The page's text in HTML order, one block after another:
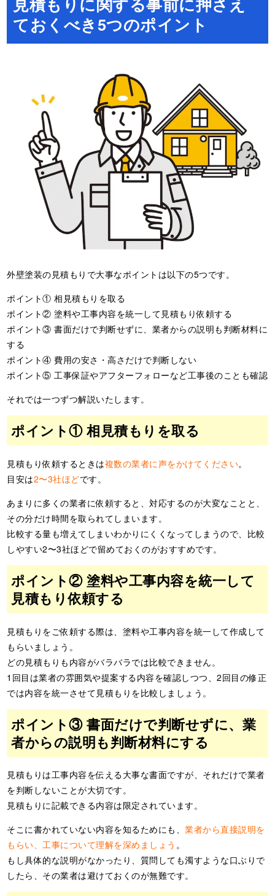
ておくべき5つのポイント
外壁塗装の見積もりで大事なポイントは以下の5つです。
ポイント① 相見積もりを取る
ポイント② 塗料や工事内容を統一して見積もり依頼する
ポイント③ 書面だけで判断せずに、業者からの説明も判断材料に
する
ポイント④ 費用の安さ・高さだけで判断しない
ポイント⑤ 工事保証やアフターフォローなど工事後のことも確認
それでは一つずつ解説いたします。
ポイント① 相見積もりを取る
見積もり依頼するときは複数の業者に声をかけてください。
目安は2〜3社ほどです。
あまりに多くの業者に依頼すると、対応するのが大変なことと、
その分だけ時間を取られてしまいます。
比較する量も増えてしまいわかりにくくなってしまうので、比較
しやすい2〜3社ほどで留めておくのがおすすめです。
ポイント② 塗料や工事内容を統一して
見積もり依頼する
見積もりをご依頼する際は、塗料や工事内容を統一して作成して
もらいましょう。
どの見積もりも内容がバラバラでは比較できません。
1回目は業者の雰囲気や提案する内容を確認しつつ、2回目の修正
では内容を統一させて見積もりを比較しましょう。
ポイント③ 書面だけで判断せずに、業
者からの説明も判断材料にする
見積もりは工事内容を伝える大事な書面ですが、それだけで業者
を判断しないことが大切です。
見積もりに記載できる内容は限定されています。
そこに書かれていない内容を知るためにも、業者から直接説明を
もらい、工事について理解を深めましょう 。
もし具体的な説明がなかったり、質問しても濁すような口ぶりで
したら、その業者は避けておくのが無難です。